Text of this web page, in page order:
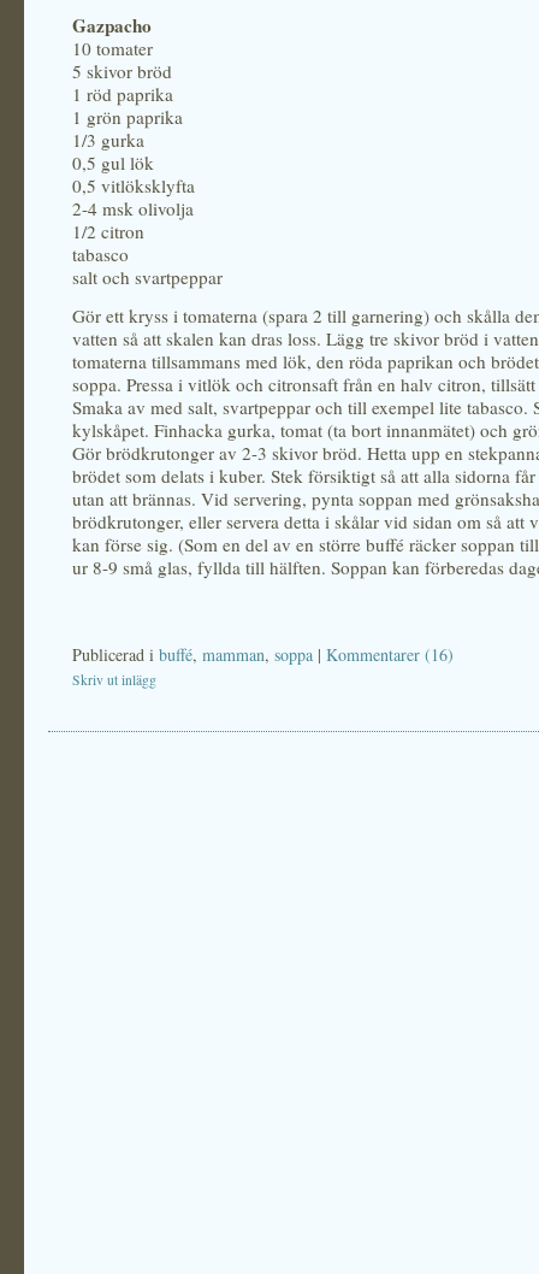
Gazpacho
10 tomater
5 skivor bröd
1 röd paprika
1 grön paprika
1/3 gurka
0,5 gul lök
0,5 vitlöksklyfta
2-4 msk olivolja
1/2 citron
tabasco
salt och svartpeppar
Gör ett kryss i tomaterna (spara 2 till garnering) och skålla
vatten så att skalen kan dras loss. Lägg tre skivor bröd i
tomaterna tillsammans med lök, den röda paprikan och
soppa. Pressa i vitlök och citronsaft från en halv citron,
Smaka av med salt, svartpeppar och till exempel lite tabasco.
kylskåpet. Finhacka gurka, tomat (ta bort innanmätet) och
Gör brödkrutonger av 2-3 skivor bröd. Hetta upp en
brödet som delats i kuber. Stek försiktigt så att alla sidorna
utan att brännas. Vid servering, pynta soppan med
brödkrutonger, eller servera detta i skålar vid sidan om så att
kan förse sig. (Som en del av en större buffé räcker soppan
ur 8-9 små glas, fyllda till hälften. Soppan kan förberedas
Publicerad i buffé, mamman, soppa | Kommentarer (16)
Skriv ut inlägg